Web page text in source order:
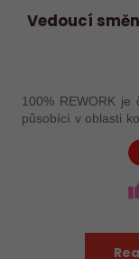
Vedoucí
100% REWORK je
působící v oblasti
se 6 pobočkami
kontrolou,